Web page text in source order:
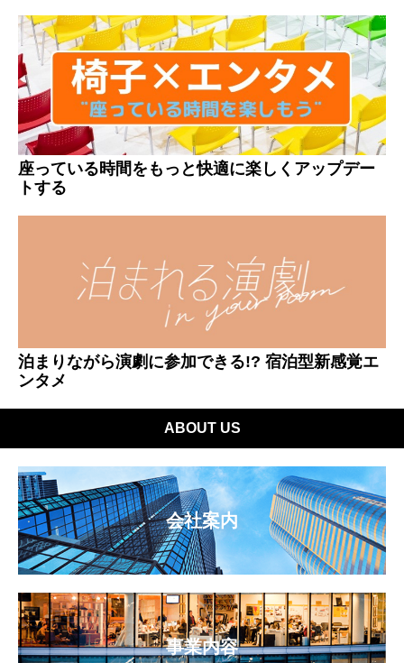
座っている時間をもっと快適に楽しくアップデー
トする
泊まりながら演劇に参加できる!? 宿泊型新感覚エ
ンタメ
ABOUT US
会社案内
事業内容